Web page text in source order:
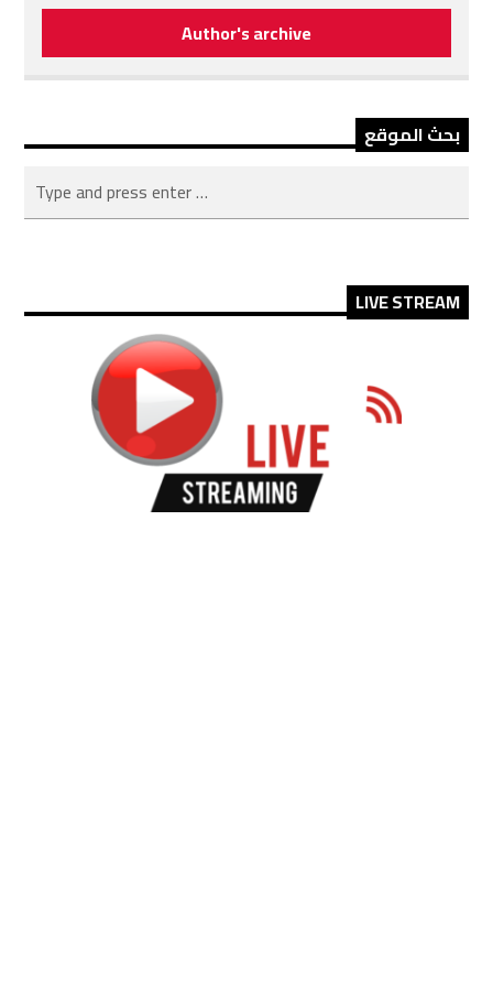
Author's archive
بحث الموقع
LIVE STREAM